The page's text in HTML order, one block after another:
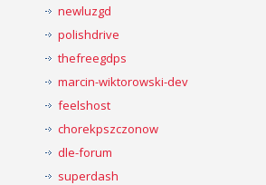
newluzgd
polishdrive
thefreegdps
marcin-wiktorowski-dev
feelshost
chorekpszczonow
dle-forum
superdash